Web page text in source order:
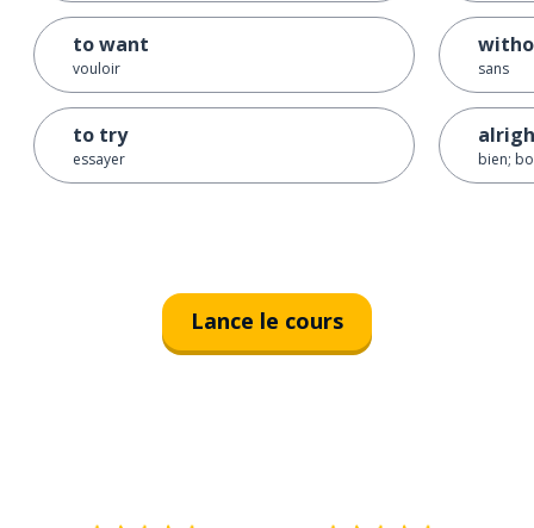
to want
vouloir
to try
essayer
sans
bien;
Lance le cours